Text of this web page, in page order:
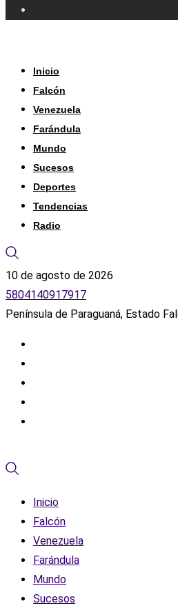
Inicio
Falcón
Venezuela
Farándula
Mundo
Sucesos
Deportes
Tendencias
Radio
10 de agosto de 2026
5804140917917
Península de Paraguaná, Estado
Inicio
Falcón
Venezuela
Farándula
Mundo
Sucesos